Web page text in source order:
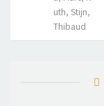
uth, Stijn,
Thibaud